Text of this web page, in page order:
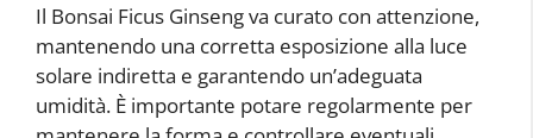
Il Bonsai Ficus Ginseng va curato con attenzione,
mantenendo una corretta esposizione alla luce
solare indiretta e garantendo un’adeguata
umidità. È importante potare regolarmente per